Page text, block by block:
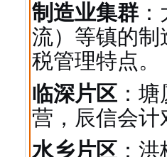
制造业集群：
流）等镇的
税管理特点。
临深片区：塘
营，辰信会
水乡片区：洪